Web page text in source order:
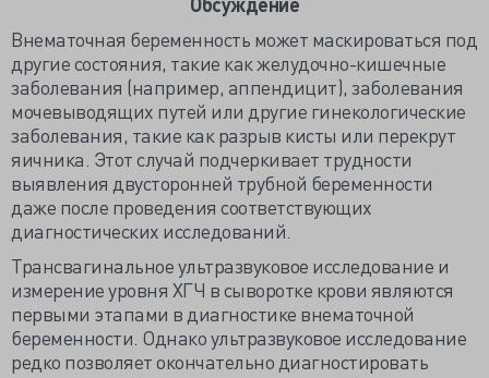
Внематочная беременность может маскироваться под
другие состояния, такие как желудочно-кишечные
заболевания (например, аппендицит), заболевания
мочевыводящих путей или другие гинекологические
заболевания, такие как разрыв кисты или перекрут
яичника. Этот случай подчеркивает трудности
выявления двусторонней трубной беременности
даже после проведения соответствующих
диагностических исследований.
Трансвагинальное ультразвуковое исследование и
измерение уровня ХГЧ в сыворотке крови являются
первыми этапами в диагностике внематочной
беременности. Однако ультразвуковое исследование
редко позволяет окончательно диагностировать